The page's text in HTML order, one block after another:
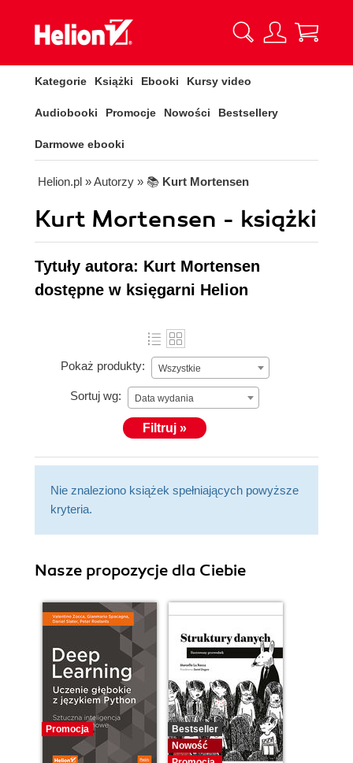
Kategorie Książki Ebooki Kursy video
Audiobooki Promocje Nowości Bestsellery
Darmowe ebooki
Helion.pl » Autorzy » 📚 Kurt Mortensen
Kurt Mortensen - książki
Tytuły autora: Kurt Mortensen
dostępne w księgarni Helion
Pokaż produkty: Wszystkie
Sortuj wg: Data wydania
Filtruj »
Nie znaleziono książek spełniających powyższe
kryteria.
Nasze propozycje dla Ciebie
Promocja
Bestseller
Nowość